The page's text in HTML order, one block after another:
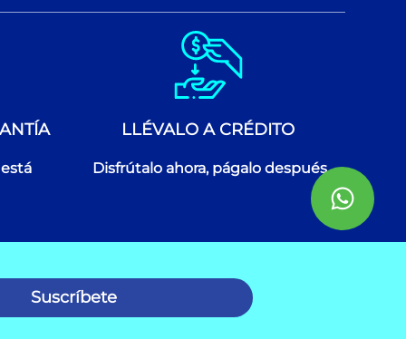
LLÉVALO A CRÉDITO
Disfrútalo ahora, págalo después
Suscríbete